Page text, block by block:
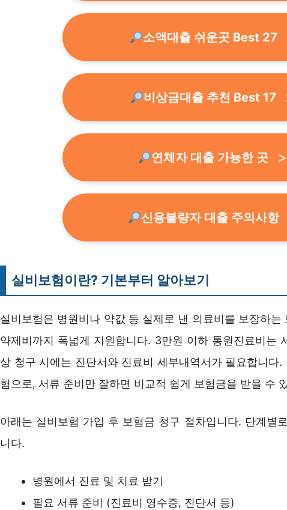
소액대출 쉬운곳 Best 27
비상금대출 추천 Best 17
연체자 대출 가능한 곳
신용불량자 대출 주의사항
실비보험이란? 기본부터 알아보기
실비보험은 병원비나 약값 등 실제로 낸 의료비를 보장하는
약제비까지 폭넓게 지원합니다. 3만원 이하 통원진료비는
상 청구 시에는 진단서와 진료비 세부내역서가 필요합니다
험으로, 서류 준비만 잘하면 비교적 쉽게 보험금을 받을 수
아래는 실비보험 가입 후 보험금 청구 절차입니다. 단계별
니다.
병원에서 진료 및 치료 받기
필요 서류 준비 (진료비 영수증, 진단서 등)